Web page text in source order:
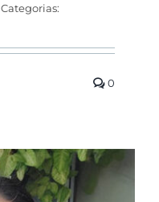
Categorias:
0